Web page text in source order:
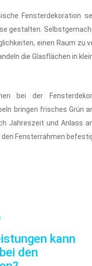
Fensterdekoration
gestalten.
einen Raum zu
die Glasflächen in
bei der
bringen frisches Grün
Jahreszeit und Anlass
Fensterrahmen
kann
den